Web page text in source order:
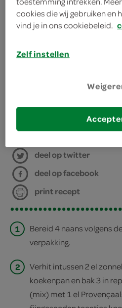
3 paprika's
2 eetlepels zonnebloemolie
4 naanbroden
bereiden
deel op twitter
deel op facebook
print recept
1
Bereid 4 naans volgens
verpakking.
2
Verhit intussen 2 el
koekenpan en bak 3 in
(mix) met 1 el
cookies die wij gebruiken en
vind je in ons cookiebeleid.
Zelf instellen